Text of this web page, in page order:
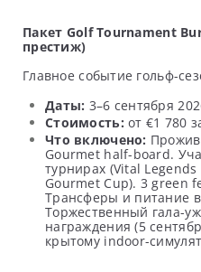
Пакет Golf Tournament
престиж)
Главное событие гольф-
Даты: 3–6 сентября
Стоимость: от €1 780
Что включено:
Gourmet half-board.
турнирах (Vital
Gourmet Cup). 3 green
Трансферы и питание
Торжественный гала-
награждения (5
крытому indoor-